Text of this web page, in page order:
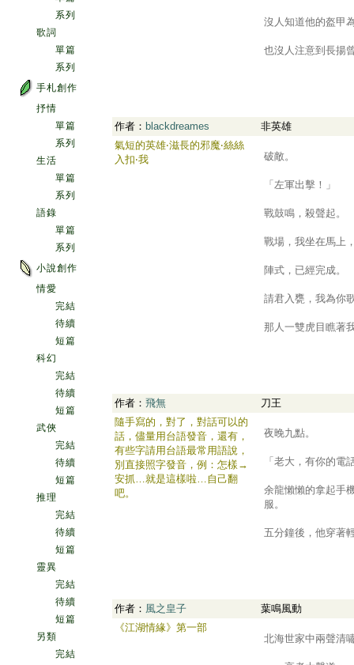
系列
歌詞
單篇
系列
手札創作
抒情
單篇
系列
生活
單篇
系列
語錄
單篇
系列
小說創作
情愛
完結
待續
短篇
科幻
完結
待續
短篇
武俠
完結
待續
短篇
推理
完結
待續
短篇
靈異
完結
待續
短篇
另類
完結
沒人知道他的盔甲
也沒人注意到長揚
作者： blackdreames
非英雄
氣短的英雄‧滋長的邪魔‧絲絲
入扣‧我
破敵。
「左軍出擊！」
戰鼓鳴，殺聲起。
戰場，我坐在馬上
陣式，已經完成。
請君入甕，我為你
那人一雙虎目瞧著
作者： 飛無
刀王
隨手寫的，對了，對話可以的
話，儘量用台語發音，還有，
有些字請用台語最常用語說，
別直接照字發音，例：怎樣→
安抓…就是這樣啦…自己翻
吧。
夜晚九點。
「老大，有你的電
余龍懶懶的拿起手
服。
五分鐘後，他穿著
作者： 風之皇子
葉鳴風動
《江湖情緣》第一部
北海世家中兩聲清